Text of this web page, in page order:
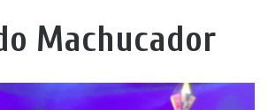
Machucador